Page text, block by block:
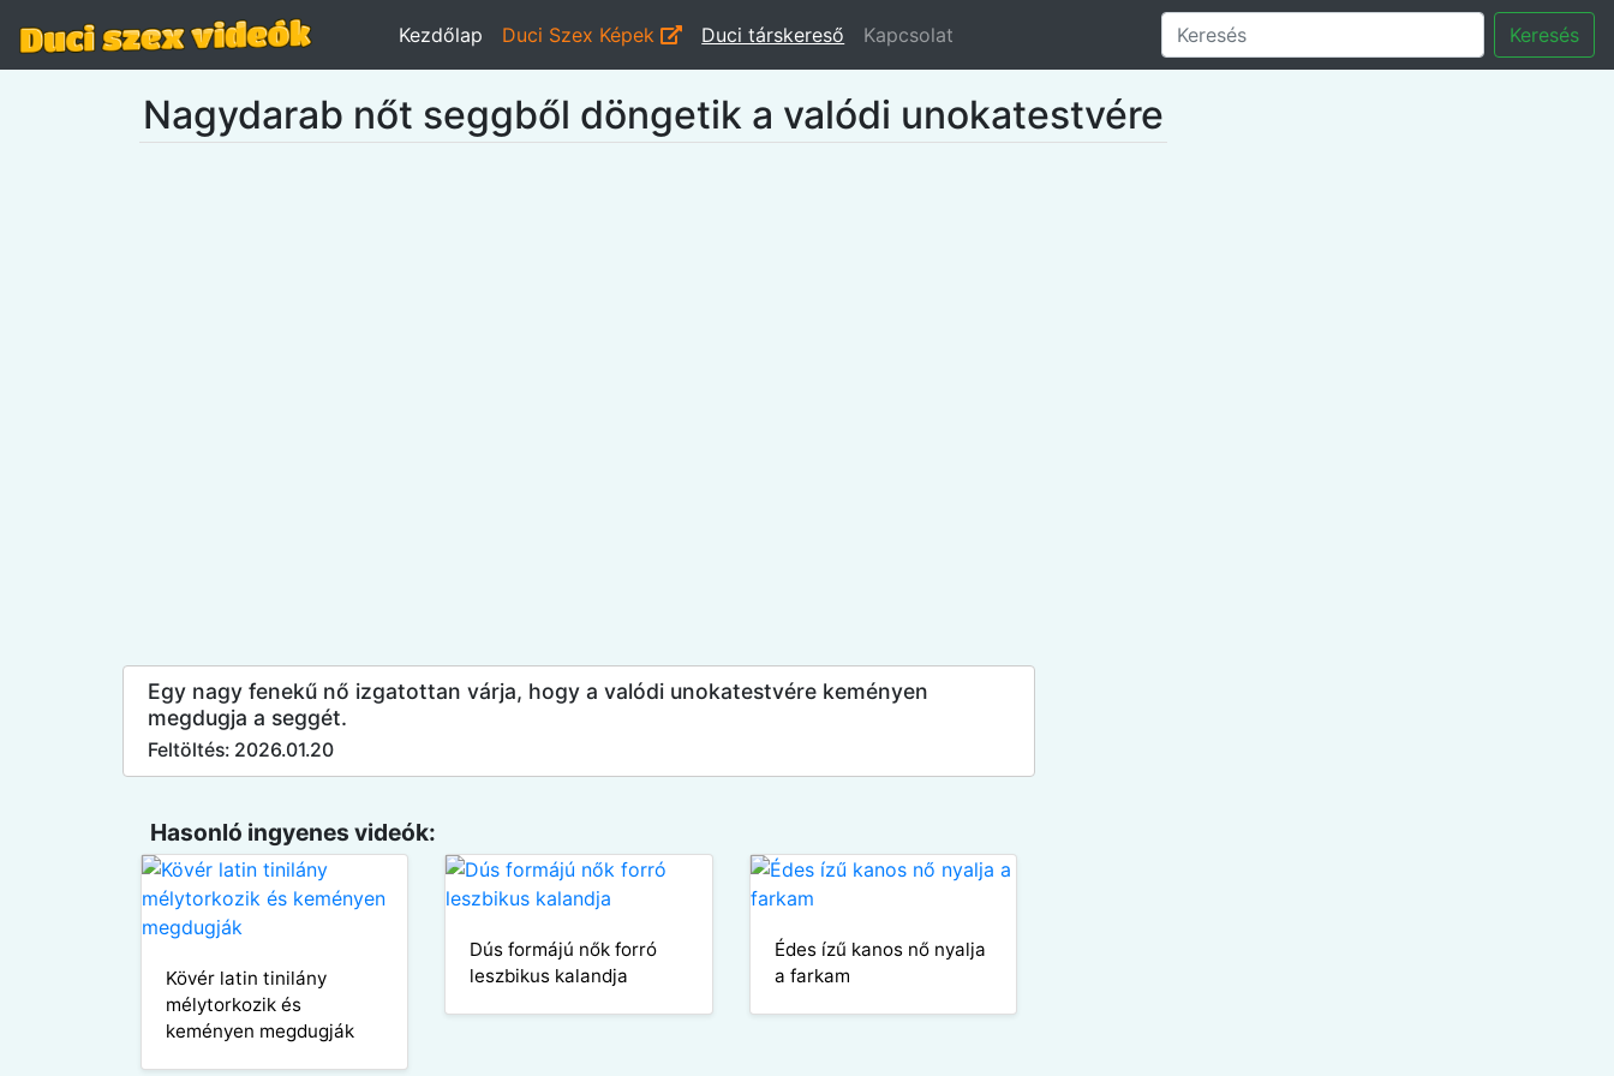
Kezdőlap Duci Szex Képek Duci társkereső Kapcsolat Keresés
Nagydarab nőt seggből döngetik a valódi unokatestvére
Egy nagy fenekű nő izgatottan várja, hogy a valódi unokatestvére keményen
megdugja a seggét.
Feltöltés: 2026.01.20
Hasonló ingyenes videók:
Kövér latin tinilány
mélytorkozik és
keményen megdugják
Dús formájú nők forró
leszbikus kalandja
Édes ízű kanos nő nyalja
a farkam